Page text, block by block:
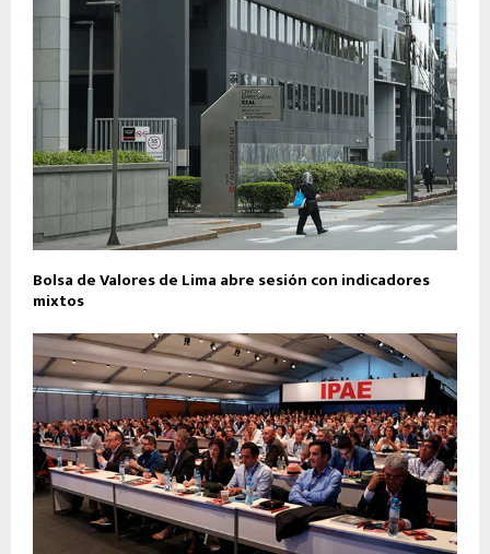
Bolsa de Valores de Lima abre sesión con indicadores
mixtos